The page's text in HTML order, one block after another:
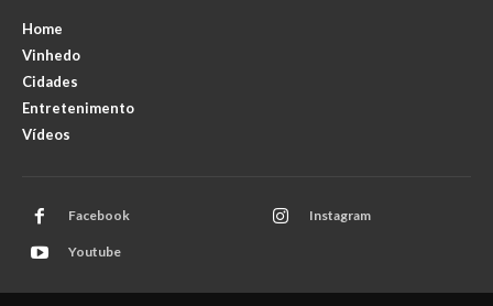
Home
Vinhedo
Cidades
Entretenimento
Vídeos
Facebook Instagram
Youtube